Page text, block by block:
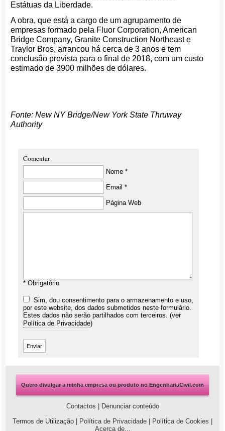
Estátuas da Liberdade.
A obra, que está a cargo de um agrupamento de
empresas formado pela Fluor Corporation, American
Bridge Company, Granite Construction Northeast e
Traylor Bros, arrancou há cerca de 3 anos e tem
conclusão prevista para o final de 2018, com um custo
estimado de 3900 milhões de dólares.
Fonte: New NY Bridge/New York State Thruway
Authority
Comentar
Nome *
Email *
Página Web
* Obrigatório
Sim, dou consentimento para o armazenamento e uso,
por este website, dos dados submetidos neste formulário.
Estes dados não serão partilhados com terceiros. (ver
Política de Privacidade)
Quero divulgar a minha empresa ou produto no EngenhariaCivil.com
Contactos
Denunciar conteúdo
Termos de Utilização
Política de Privacidade Política de Cookies
Acerca de...